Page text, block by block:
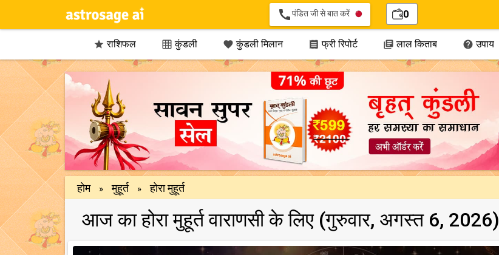
callपंडित जी से बात करें 0
 राशिफल  कुंडली  कुंडली मिलान  फ्री रिपोर्ट  लाल किताब  उपाय
होम » मुहूर्त » होरा मुहूर्त
आज का होरा मुहूर्त वाराणसी के लिए (गुरुवार, अगस्त 6, 2026)